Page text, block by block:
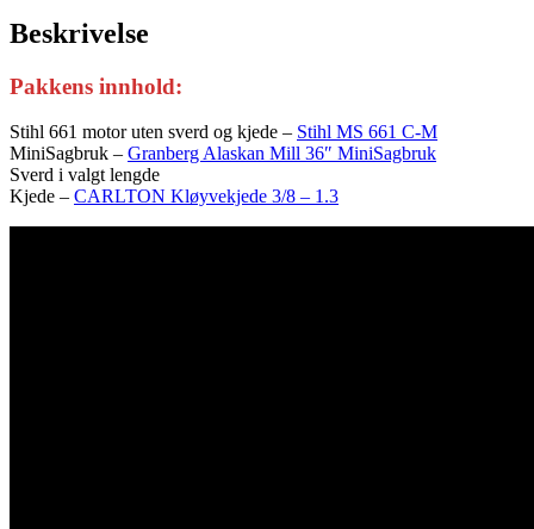
Beskrivelse
Pakkens innhold:
Stihl 661 motor uten sverd og kjede – Stihl MS 661 C-M
MiniSagbruk – Granberg Alaskan Mill 36″ MiniSagbruk
Sverd i valgt lengde
Kjede – CARLTON Kløyvekjede 3/8 – 1.3